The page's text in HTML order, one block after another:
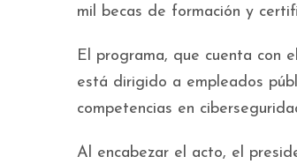
mil becas de formación y
El programa, que cuenta con
está dirigido a empleados
competencias en
Al encabezar el acto, el